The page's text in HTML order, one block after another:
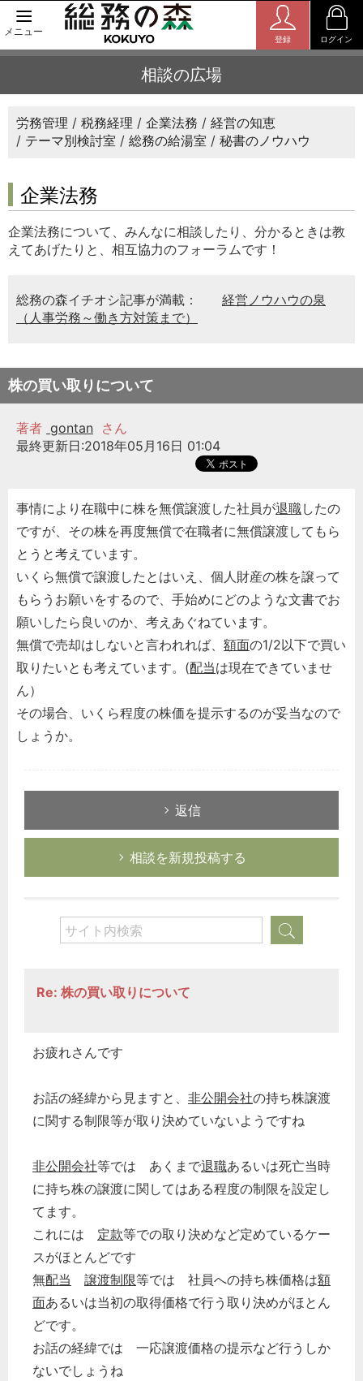
メニュー
登録 ログイン
相談の広場
労務管理 税務経理 企業法務
経営の知恵
テーマ別検討室
総務の給湯室 秘書のノウハウ
企業法務
企業法務について、みんなに相談したり、分かるときは教
えてあげたりと、相互協力のフォーラムです！
総務の森イチオシ記事が満載：
経営ノウハウの泉
（人事労務～働き方対策まで）
株の買い取りについて
著者 gontan
さん
最終更新日:2018年05月16日 01:04
事情により在職中に株を無償譲渡した社員が退職したの
ですが、その株を再度無償で在職者に無償譲渡してもら
とうと考えています。
いくら無償で譲渡したとはいえ、個人財産の株を譲って
もらうお願いをするので、手始めにどのような文書でお
願いしたら良いのか、考えあぐねています。
無償で売却はしないと言われれば、 額面の1/2以下で買い
取りたいとも考えています。(配当は現在できていませ
ん）
その場合、いくら程度の株価を提示するのが妥当なので
しょうか。
返信
相談を新規投稿する
Re: 株の買い取りについて
お疲れさんです
お話の経緯から見ますと、 非公開会社の持ち株譲渡
に関する制限等が取り決めていないようですね
非公開会社等では あくまで退職あるいは死亡当時
に持ち株の譲渡に関してはある程度の制限を設定し
てます。
これには 定款等での取り決めなど定めているケー
スがほとんどです
無配当 譲渡制限等では 社員への持ち株価格は額
面あるいは当初の取得価格で行う取り決めがほとん
どです。
お話の経緯では 一応譲渡価格の提示など行うしか
ないでしょうね